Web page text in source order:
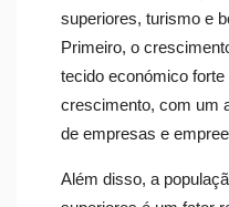
superiores, turismo e
Primeiro, o
tecido económico
crescimento, com um
de empresas e
Além disso, a